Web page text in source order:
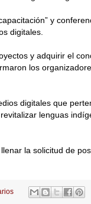
y
digitales.
y adquirir el
los
digitales que
lenguas
la solicitud de